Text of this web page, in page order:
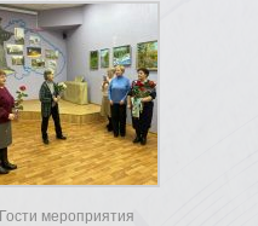
Гости мероприятия